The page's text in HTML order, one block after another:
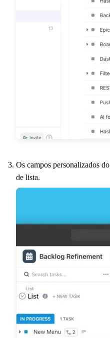
Os campos personalizados do
de lista.